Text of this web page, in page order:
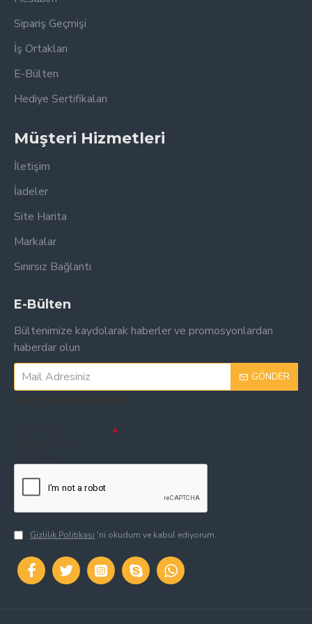
Sipariş Geçmişi
İş Ortakları
E-Bülten
Hediye Sertifikaları
Müşteri Hizmetleri
İletişim
İadeler
Site Harita
Markalar
Sınırsız Bağlantı
E-Bülten
Bültenimize kaydolarak haberler ve promosyonlardan
haberdar olun
GÖNDER
Gizlilik Politikası 'ni okudum ve kabul ediyorum.